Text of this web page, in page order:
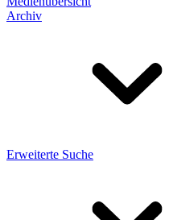
Archiv
Erweiterte Suche